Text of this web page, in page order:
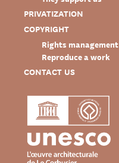
PRIVATIZATION
COPYRIGHT
Rights management
Reproduce a work
CONTACT US